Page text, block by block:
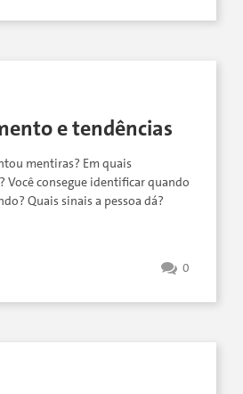
e tendências
mentiras? Em quais
Você consegue identificar quando
Quais sinais a pessoa dá?
0